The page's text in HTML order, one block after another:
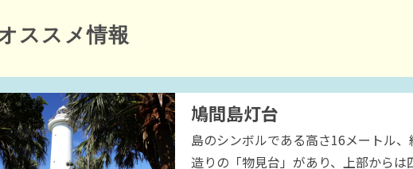
ススメ情報
鳩間島灯台
島のシンボルである高さ16メートル
造りの「物見台」があり、上部から